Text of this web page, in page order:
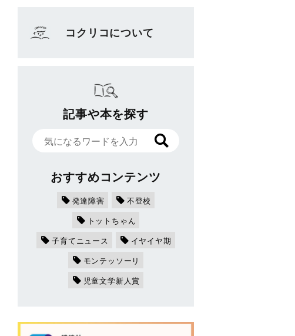
コクリコについて
記事や本を探す
おすすめコンテンツ
発達障害
不登校
トットちゃん
子育てニュース
イヤイヤ期
モンテッソーリ
児童文学新人賞